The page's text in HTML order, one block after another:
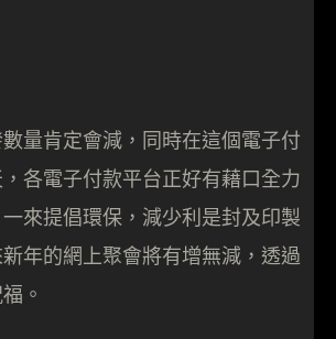
量肯定會減，同時在這個電子付
各電子付款平台正好有藉口全力
來提倡環保，減少利是封及印製
年的網上聚會將有增無減，透過
。